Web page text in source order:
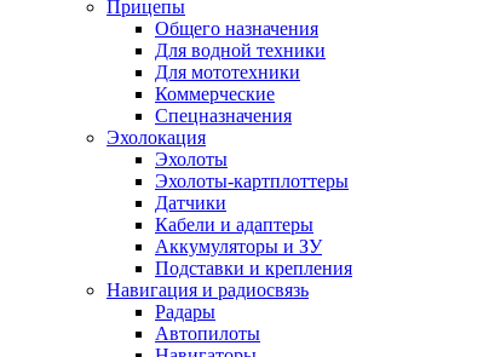
Прицепы
Общего назначения
Для водной техники
Для мототехники
Коммерческие
Спецназначения
Эхолокация
Эхолоты
Эхолоты-картплоттеры
Датчики
Кабели и адаптеры
Аккумуляторы и ЗУ
Подставки и крепления
Навигация и радиосвязь
Радары
Автопилоты